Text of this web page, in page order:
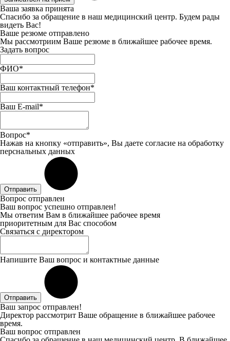
Ваша заявка принята
Спасибо за обращение в наш медицинский центр. Будем рады
видеть Вас!
Ваше резюме отправлено
Мы рассмотриим Ваше резюме в ближайшее рабочее время.
Задать вопрос
ФИО*
Ваш контактный телефон*
Ваш E-mail*
Вопрос*
Нажав на кнопку «отправить», Вы даете согласие на обработку
перснальных данных
Отправить
Вопрос отправлен
Ваш вопрос успешно отправлен!
Мы ответим Вам в ближайшее рабочее время
приоритетным для Вас способом
Связаться с директором
Напишите Ваш вопрос и контактные данные
Отправить
Ваш запрос отправлен!
Директор рассмотрит Ваше обращение в ближайшее рабочее
время.
Ваш вопрос отправлен